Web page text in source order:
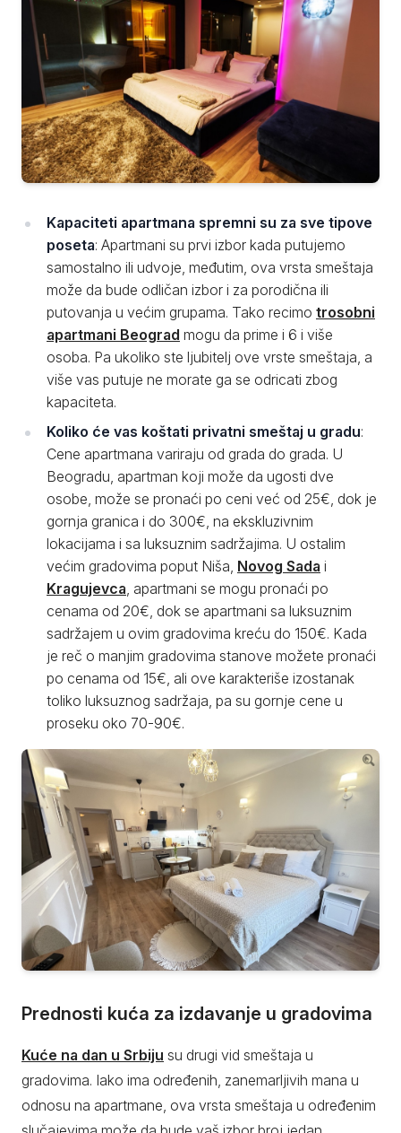
Kapaciteti apartmana spremni su za sve tipove
poseta: Apartmani su prvi izbor kada putujemo
samostalno ili udvoje, međutim, ova vrsta smeštaja
može da bude odličan izbor i za porodična ili
putovanja u većim grupama. Tako recimo trosobni
apartmani Beograd mogu da prime i 6 i više
osoba. Pa ukoliko ste ljubitelj ove vrste smeštaja, a
više vas putuje ne morate ga se odricati zbog
kapaciteta.
Koliko će vas koštati privatni smeštaj u gradu:
Cene apartmana variraju od grada do grada. U
Beogradu, apartman koji može da ugosti dve
osobe, može se pronaći po ceni već od 25€, dok je
gornja granica i do 300€, na ekskluzivnim
lokacijama i sa luksuznim sadržajima. U ostalim
većim gradovima poput Niša, Novog Sada i
Kragujevca, apartmani se mogu pronaći po
cenama od 20€, dok se apartmani sa luksuznim
sadržajem u ovim gradovima kreću do 150€. Kada
je reč o manjim gradovima stanove možete pronaći
po cenama od 15€, ali ove karakteriše izostanak
toliko luksuznog sadržaja, pa su gornje cene u
proseku oko 70-90€.
Prednosti kuća za izdavanje u gradovima
Kuće na dan u Srbiju su drugi vid smeštaja u
gradovima. Iako ima određenih, zanemarljivih mana u
odnosu na apartmane, ova vrsta smeštaja u određenim